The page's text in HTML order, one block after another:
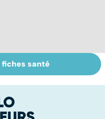
Le don
d'ovocytes,
marche ?
santé